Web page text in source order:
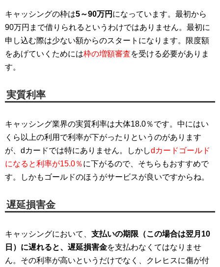
キャッシングの枠は5～90万円 になっています。最初から
90万円まで借りられるというわけではありません。最初に
申し込む際は少ない額からのスタートになります。限度額
をあげていくためには枠の増額審査を受ける必要がありま
す。
実質利率
キャッシング業界の実質利率は大体18.0％です。中にはい
くら以上の利用で利率が下がったりというのがあります
が、dカードでは特にありません。しかしdカードゴールド
になると利率が15.0％に下がるので、そちらもおすすめで
す。しかもゴールドのほうがサービスが良いですからね。
遅延損害金
キャッシングにおいて、 支払いの期限（この場合は翌月10
日）に遅れると、遅延損害金を支払わなくてはなりませ
ん。その利率が高いというだけでなく、クレヒスに傷が付